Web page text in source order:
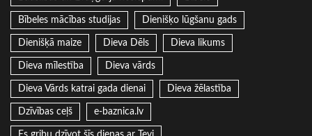
Bībeles mācības studijas Dienišķo lūgšanu gads
Dienišķā maize Dieva Dēls Dieva likums
Dieva mīlestība Dieva vārds
Dieva Vārds katrai gada dienai Dieva žēlastība
Dzīvības ceļš e-baznica.lv